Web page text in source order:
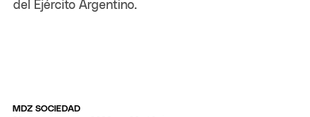
del Ejército Argentino.
MDZ SOCIEDAD